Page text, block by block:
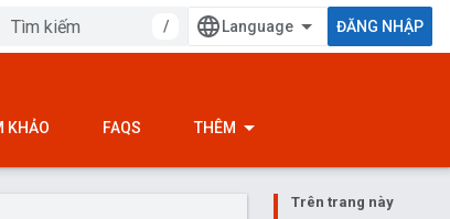
/ ĐĂNG NHẬP
KHẢO FAQS THÊM
Trên trang này